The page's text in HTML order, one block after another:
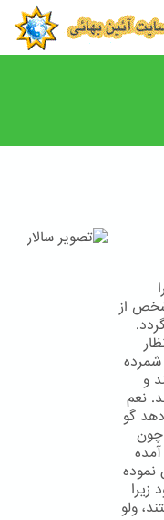
از
شمرده
و
نعم
گو
نموده
زيرا
ولو